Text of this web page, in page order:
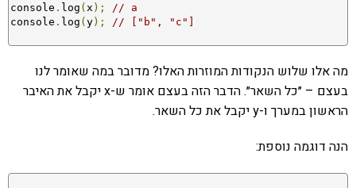
console . log ( x );
// a
console . log (y); // ["b", "c"]
מה אלו שלוש הנקודות המוזרות האלו? מדובר במה שאומר לנו
בעצם – ״כל השאר״. הדבר הזה בעצם אומר ש-x יקבל את האיבר
הראשון במערך ו-y יקבל את כל השאר.
הנה דוגמה נוספת: